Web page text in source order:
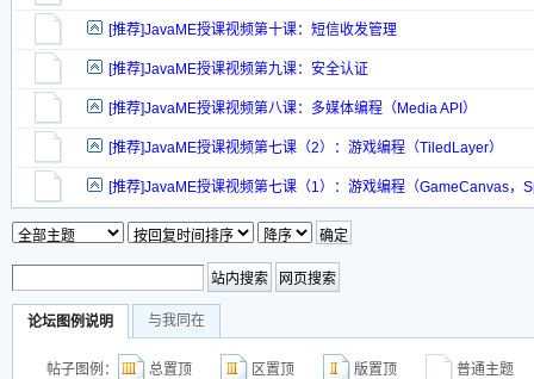
[推荐]JavaME授课视频第十课：短信收发管理
[推荐]JavaME授课视频第九课：安全认证
[推荐]JavaME授课视频第八课：多媒体编程（Media API）
[推荐]JavaME授课视频第七课（2）：游戏编程（TiledLayer）
[推荐]JavaME授课视频第七课（1）：游戏编程（GameCanvas，
论坛图例说明 与我同在
帖子图例： 总置顶 区置顶 版置顶 普通主